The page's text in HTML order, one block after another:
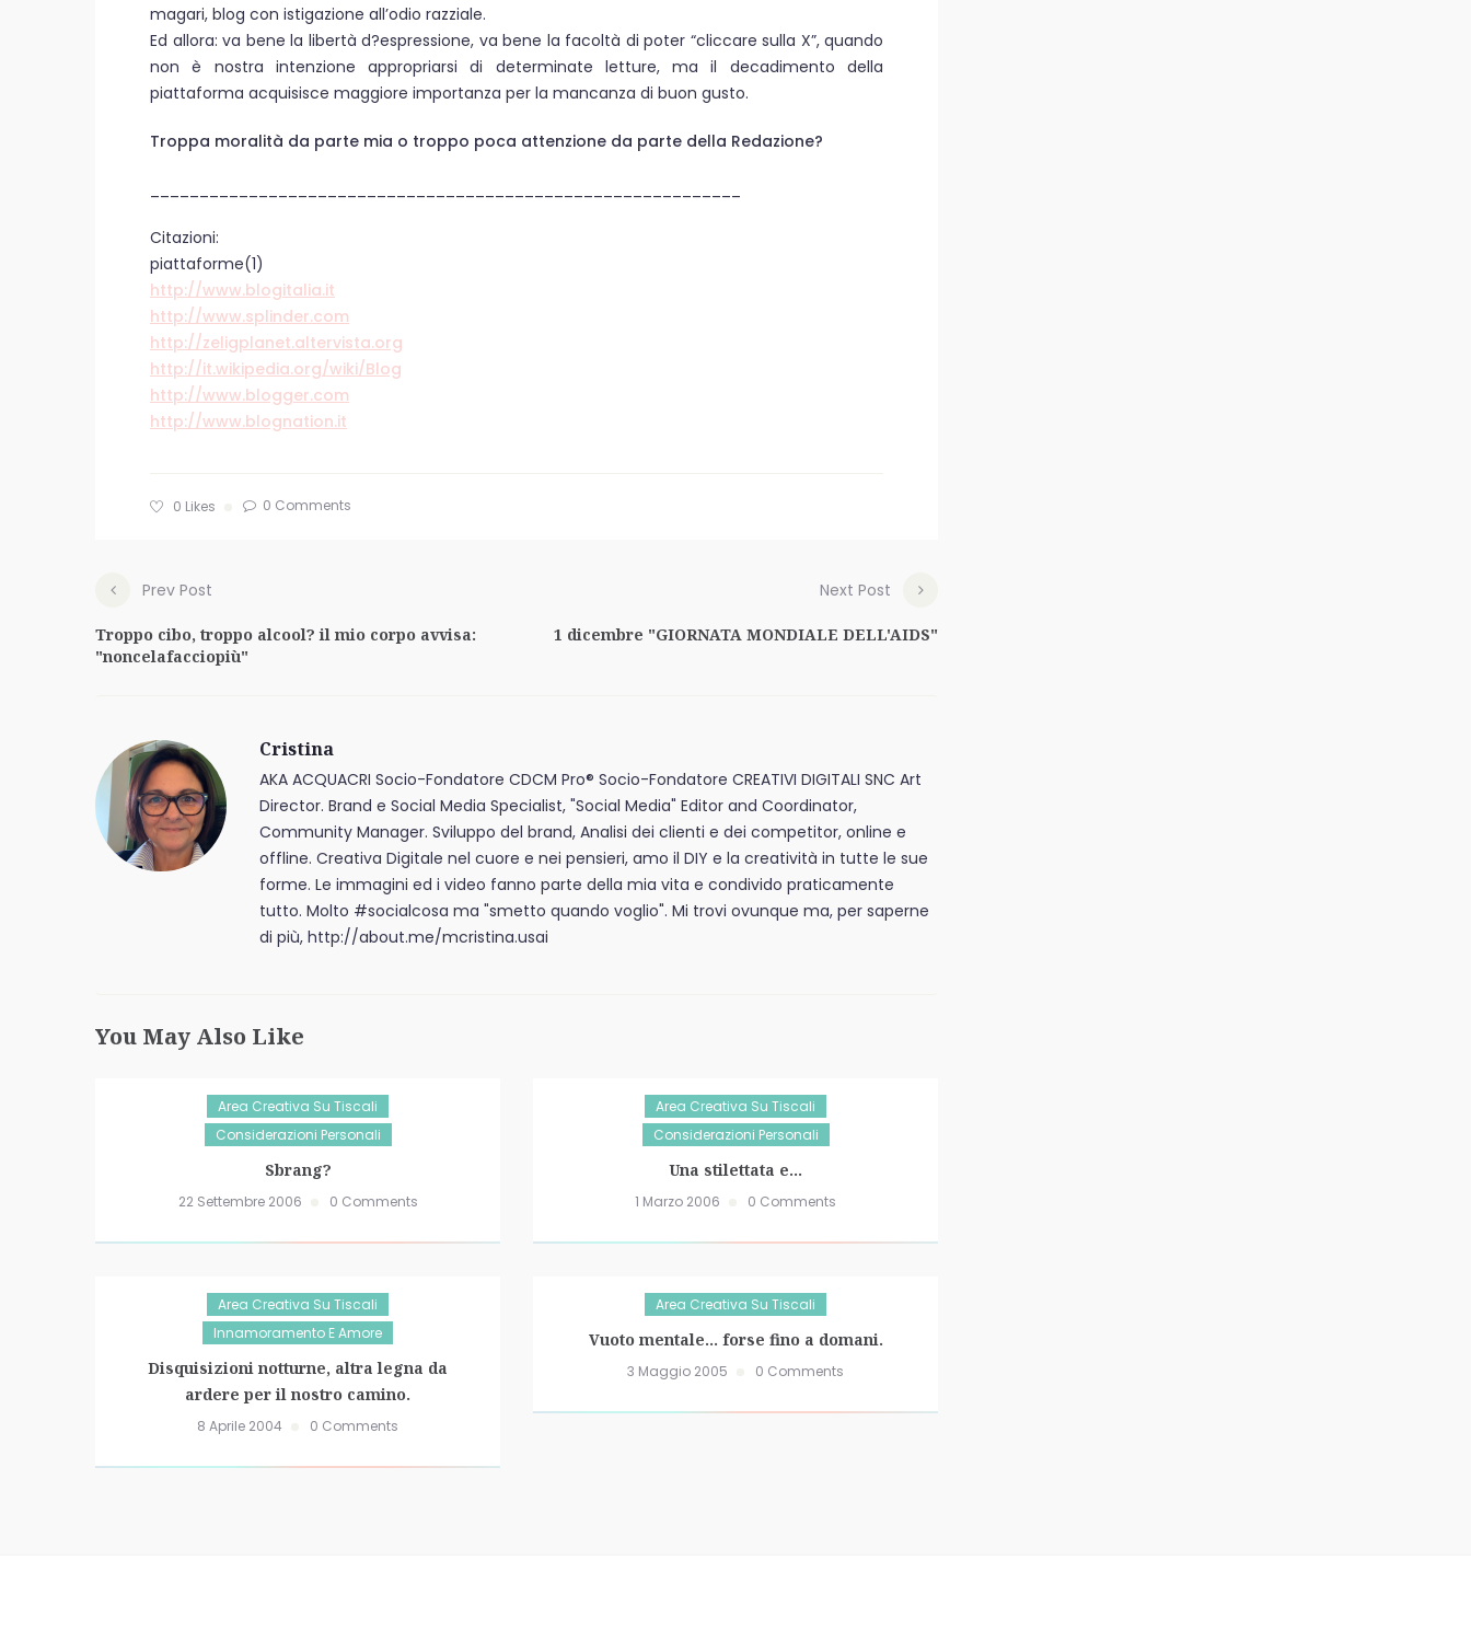
magari, blog con istigazione all’odio razziale.
Ed allora: va bene la libertà d?espressione, va bene la facoltà di poter “cliccare sulla X”, quando
non è nostra intenzione appropriarsi di determinate letture, ma il decadimento della
piattaforma acquisisce maggiore importanza per la mancanza di buon gusto.
Troppa moralità da parte mia o troppo poca attenzione da parte della Redazione?
Citazioni:
piattaforme(1)
http://www.blogitalia.it
http://www.splinder.com
http://zeligplanet.altervista.org
http://it.wikipedia.org/wiki/Blog
http://www.blogger.com
http://www.blognation.it
0 Likes 0 Comments
Prev Post
Troppo cibo, troppo alcool? il mio corpo avvisa:
"noncelafacciopiù"
Next Post
1 dicembre "GIORNATA MONDIALE DELL'AIDS"
Cristina
AKA ACQUACRI Socio-Fondatore CDCM Pro® Socio-Fondatore CREATIVI DIGITALI SNC Art
Director. Brand e Social Media Specialist, "Social Media" Editor and Coordinator,
Community Manager. Sviluppo del brand, Analisi dei clienti e dei competitor, online e
offline. Creativa Digitale nel cuore e nei pensieri, amo il DIY e la creatività in tutte le sue
forme. Le immagini ed i video fanno parte della mia vita e condivido praticamente
tutto. Molto #socialcosa ma "smetto quando voglio". Mi trovi ovunque ma, per saperne
di più, http://about.me/mcristina.usai
You May Also Like
Area Creativa Su Tiscali
Considerazioni Personali
Sbrang?
22 Settembre 2006 0 Comments
Area Creativa Su Tiscali
Considerazioni Personali
Una stilettata e…
1 Marzo 2006 0 Comments
Area Creativa Su Tiscali
Innamoramento E Amore
Disquisizioni notturne, altra legna da
ardere per il nostro camino.
8 Aprile 2004 0 Comments
Area Creativa Su Tiscali
Vuoto mentale… forse fino a domani.
3 Maggio 2005 0 Comments